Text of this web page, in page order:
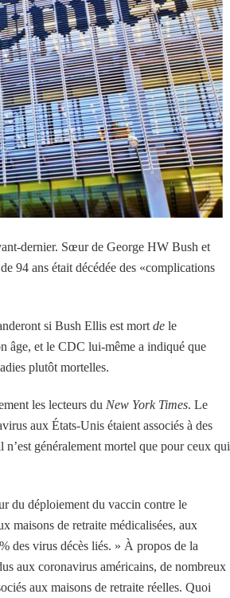
dernier. Sœur de George HW Bush et
94 ans était décédée des «complications
si Bush Ellis est mort de le
âge, et le CDC lui-même a indiqué que
plutôt mortelles.
les lecteurs du New York Times. Le
aux États-Unis étaient associés à des
généralement mortel que pour ceux qui
du déploiement du vaccin contre le
maisons de retraite médicalisées, aux
des virus décès liés. » À propos de la
aux coronavirus américains, de nombreux
aux maisons de retraite réelles. Quoi